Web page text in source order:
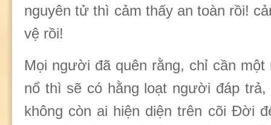
nguyên tử thì cảm thấy an toàn rồi!
vệ rồi!
Mọi người đã quên rằng, chỉ cần
nổ thì sẽ có hằng loạt người đáp
không còn ai hiện diện trên cõi Đời